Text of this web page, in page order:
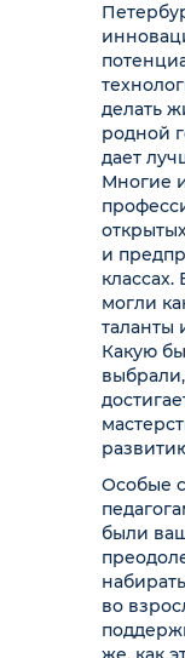
делать
родной
дает
Многие
и
классах.
могли
таланты
Какую
Особые
были
во